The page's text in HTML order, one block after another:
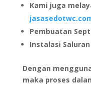
Kami juga
Pembuatan
Instalasi Saluran
Dengan
maka proses